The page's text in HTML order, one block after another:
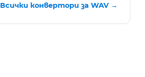
Всички конвертори за WAV →